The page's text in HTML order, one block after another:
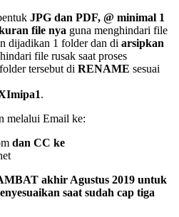
JPG dan PDF, @ minimal 1
file nya guna menghindari file
dijadikan 1 folder dan di arsipkan
file rusak saat proses
tersebut di RENAME sesuai
.
melalui Email ke:
dan CC ke
akhir Agustus 2019 untuk
saat sudah cap tiga